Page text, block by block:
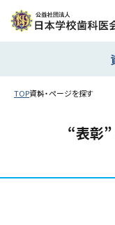
日学歯への
トップ
TOP資料・ページを探す
“表彰”